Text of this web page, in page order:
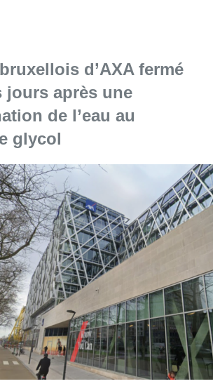
l'article "Le siège bruxellois
: attention aux chutes
en forêt